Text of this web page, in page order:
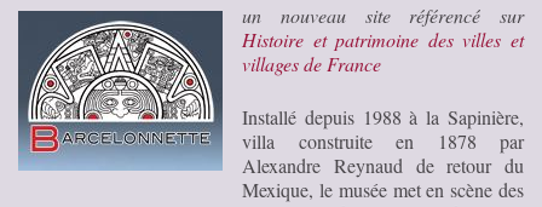
un nouveau site référencé sur
Histoire et patrimoine des villes et
villages de France
Installé depuis 1988 à la Sapinière,
villa construite en 1878 par
Alexandre Reynaud de retour du
Mexique, le musée met en scène des